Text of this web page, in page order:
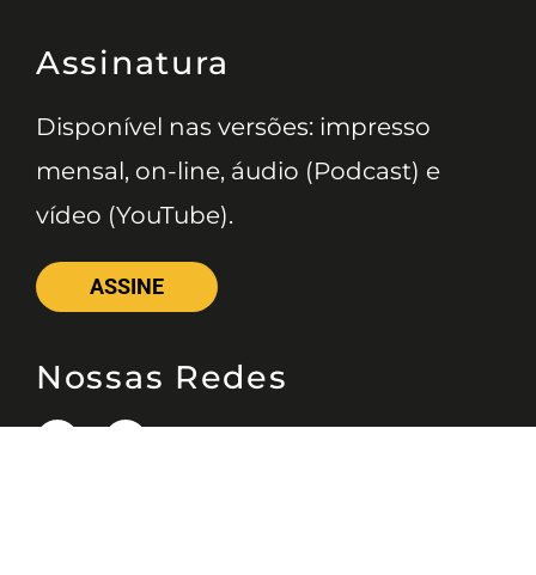
Assinatura
Disponível nas versões: impresso
mensal, on-line, áudio (Podcast) e
vídeo (YouTube).
ASSINE
Nossas Redes